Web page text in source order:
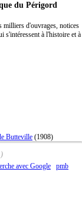
du Périgord
milliers d'ouvrages, notices
s'intéressent à l'histoire et à
Butteville (1908)
avec Google pmb